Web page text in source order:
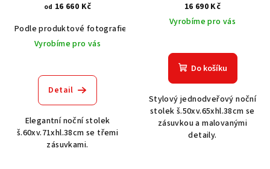
od 16 660 Kč
Podle produktové fotografie
Akát vintage BT1551
Vyrobíme pro vás
Detail
Elegantní noční stolek
š.60xv.71xhl.38cm se třemi
zásuvkami.
16 690 Kč
Vyrobíme pro vás
Do košíku
Stylový jednodveřový noční
stolek š.50xv.65xhl.38cm se
zásuvkou a malovanými
detaily.